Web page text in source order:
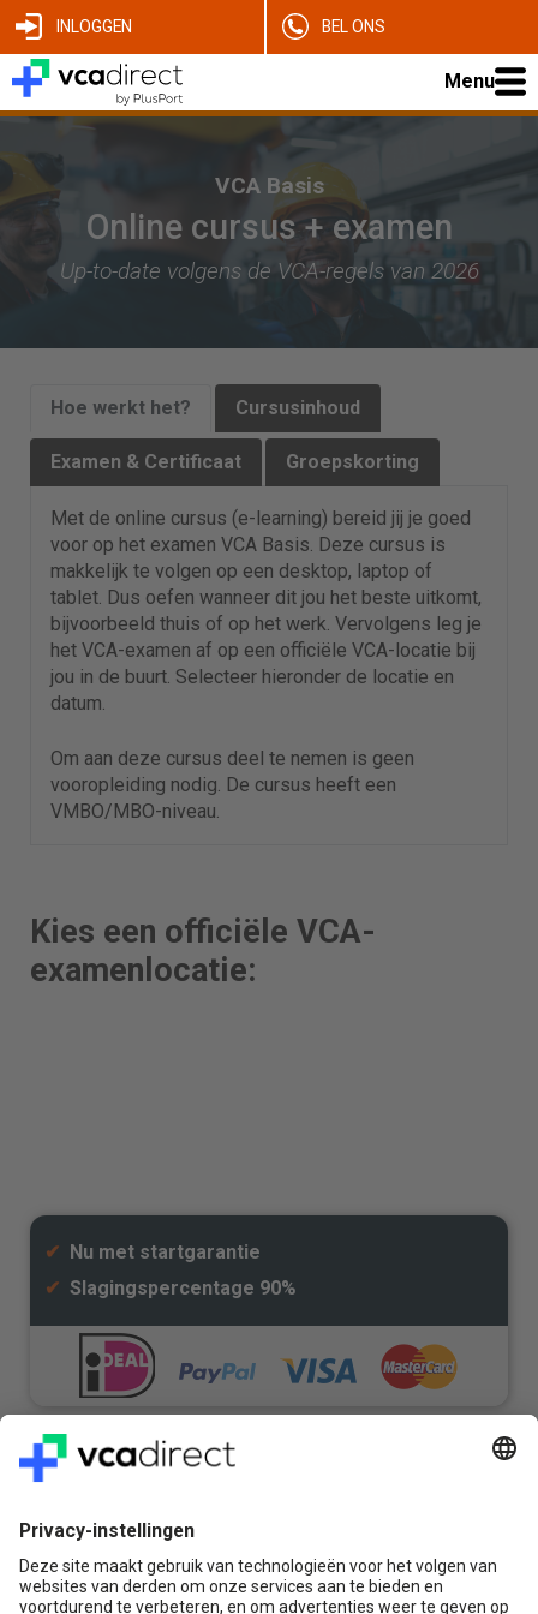
INLOGGEN BEL ONS
Menu
VCA Basis
Online cursus + examen
Up-to-date volgens de VCA-regels van 2026
Hoe werkt het? Cursusinhoud
Examen & Certificaat Groepskorting
Met de online cursus (e-learning) bereid jij je goed
voor op het examen VCA Basis. Deze cursus is
makkelijk te volgen op een desktop, laptop of
tablet. Dus oefen wanneer dit jou het beste uitkomt,
bijvoorbeeld thuis of op het werk. Vervolgens leg je
het VCA-examen af op een officiële VCA-locatie bij
jou in de buurt. Selecteer hieronder de locatie en
datum.
Om aan deze cursus deel te nemen is geen
vooropleiding nodig. De cursus heeft een
VMBO/MBO-niveau.
Kies een officiële VCA-
examenlocatie:
✔ Nu met startgarantie
✔ Slagingspercentage 90%
Vragen? Bel ons gerust:
+31(0)85 0719 500